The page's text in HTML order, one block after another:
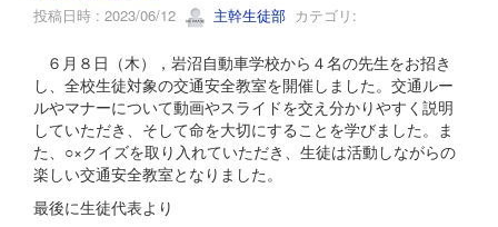
投稿日時 : 2023/06/12 主幹生徒部 カテゴリ:
６月８日（木），岩沼自動車学校から４名の先生をお招き
し、全校生徒対象の交通安全教室を開催しました。交通ルー
ルやマナーについて動画やスライドを交え分かりやすく説明
していただき、そして命を大切にすることを学びました。ま
た、○×クイズを取り入れていただき、生徒は活動しながらの
楽しい交通安全教室となりました。
最後に生徒代表より